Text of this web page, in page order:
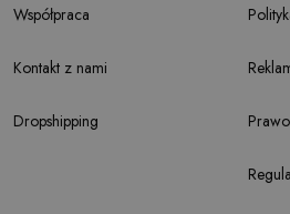
Współpraca
Kontakt z nami
Dropshipping